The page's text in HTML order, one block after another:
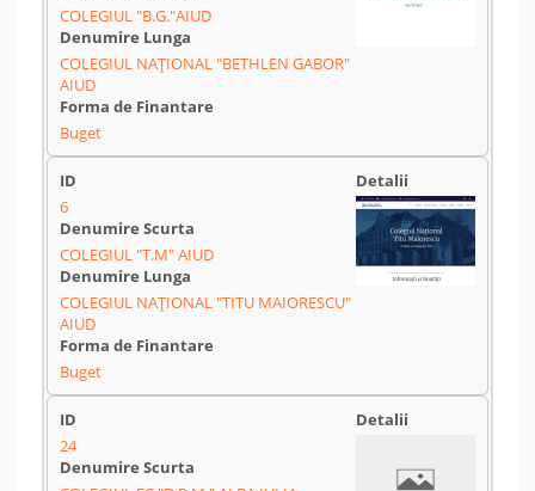
COLEGIUL "B.G."AIUD
COLEGIUL NAȚIONAL "BETHLEN GABOR"
AIUD
Buget
6
COLEGIUL "T.M" AIUD
COLEGIUL NAȚIONAL "TITU MAIORESCU"
AIUD
Buget
24